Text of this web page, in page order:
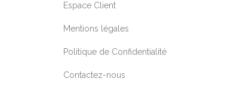
Espace Client
Mentions légales
Politique de Confidentialité
Contactez-nous